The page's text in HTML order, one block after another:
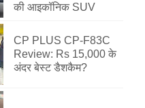
की आइकॉनिक SUV
CP PLUS CP-F83C
Review: Rs 15,000 के
अंदर बेस्ट डैशकैम?